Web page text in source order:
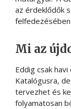
az érdeklődők
Mi az
Eddig csak
Katalógusra,
tervezhet és
folyamatosan